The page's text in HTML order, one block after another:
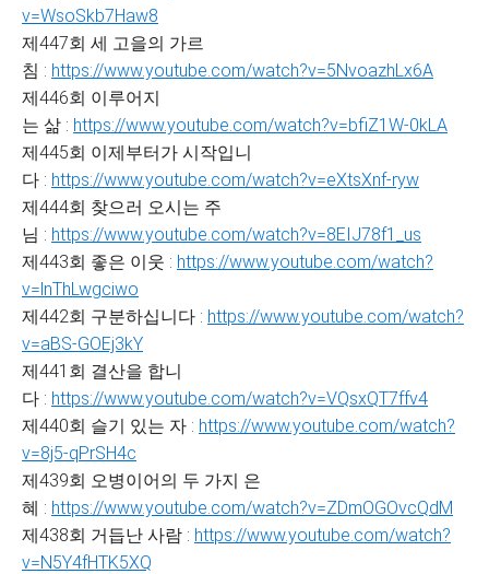
v=WsoSkb7Haw8
제447회 세 고을의 가르
침 : https://www.youtube.com/watch?v=5NvoazhLx6A
제446회 이루어지
는 삶 : https://www.youtube.com/watch?v=bfiZ1W-0kLA
제445회 이제부터가 시작입니
다 : https://www.youtube.com/watch?v=eXtsXnf-ryw
제444회 찾으러 오시는 주
님 : https://www.youtube.com/watch?v=8EIJ78f1_us
제443회 좋은 이웃 : https://www.youtube.com/watch?
v=lnThLwgciwo
제442회 구분하십니다 : https://www.youtube.com/watch?
v=aBS-GOEj3kY
제441회 결산을 합니
다 : https://www.youtube.com/watch?v=VQsxQT7ffv4
제440회 슬기 있는 자 : https://www.youtube.com/watch?
v=8j5-qPrSH4c
제439회 오병이어의 두 가지 은
혜 : https://www.youtube.com/watch?v=ZDmOGOvcQdM
제438회 거듭난 사람 : https://www.youtube.com/watch?
v=N5Y4fHTK5XQ